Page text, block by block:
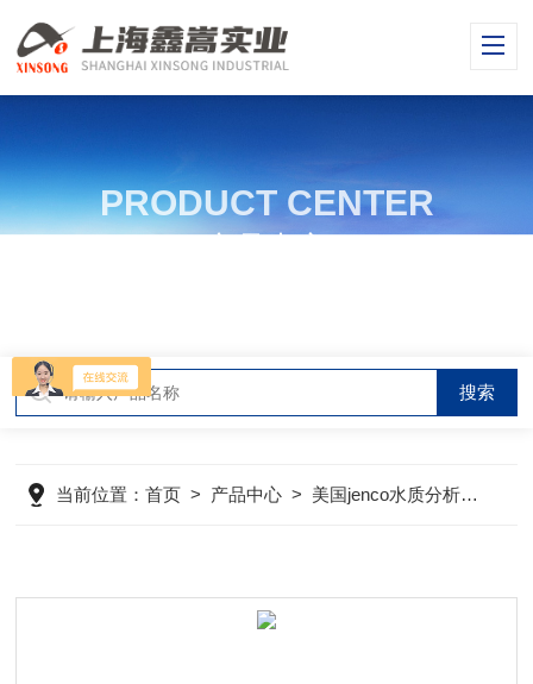
PRODUCT CENTER
产品中心
当前位置：首页 > 产品中心 > 美国jenco水质分析仪